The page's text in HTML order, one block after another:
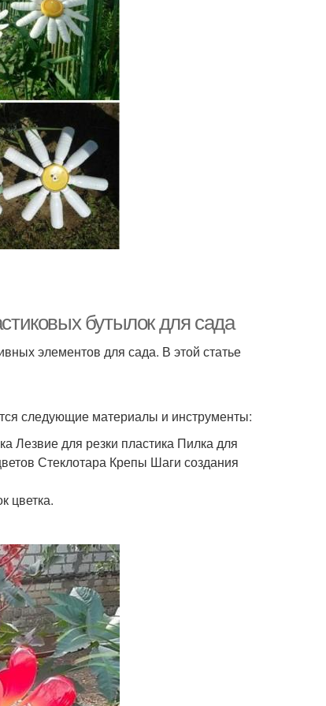
бутылок для сада
элементов для сада. В этой статье
следующие материалы и инструменты:
Лезвие для резки пластика Пилка для
Стеклотара Крепы Шаги создания
цветка.